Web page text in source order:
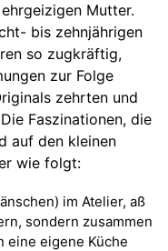
Mutter.
bis zehnjährigen
so zugkräftig,
zur Folge
zehrten und
Faszinationen, die
auf den kleinen
wie folgt:
im Atelier, aß
sondern zusammen
eine eigene Küche